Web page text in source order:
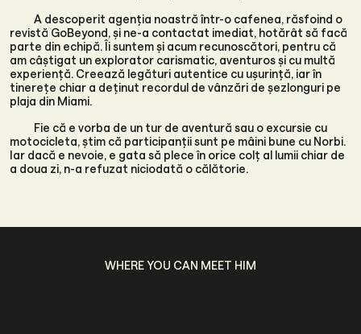
A descoperit agenția noastră într-o cafenea, răsfoind o
revistă GoBeyond, și ne-a contactat imediat, hotărât să facă
parte din echipă. Îi suntem și acum recunoscători, pentru că
am câștigat un explorator carismatic, aventuros și cu multă
experiență. Creează legături autentice cu ușurință, iar în
tinerețe chiar a deținut recordul de vânzări de șezlonguri pe
plaja din Miami.
Fie că e vorba de un tur de aventură sau o excursie cu
motocicleta, știm că participanții sunt pe mâini bune cu Norbi.
Iar dacă e nevoie, e gata să plece în orice colț al lumii chiar de
a doua zi, n-a refuzat niciodată o călătorie.
WHERE YOU CAN MEET HIM